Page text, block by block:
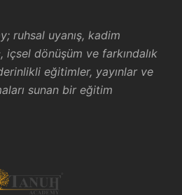
ruhsal uyanış, kadim
dönüşüm ve farkındalık
eğitimler, yayınlar ve
sunan bir eğitim